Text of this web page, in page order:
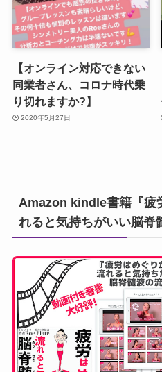
【オンライン対応できない
同業者さん、コロナ時代乗
り切れますか?】
2020年5月27日
Amazon kindle書籍『疲
れると気持ちがいい脳脊